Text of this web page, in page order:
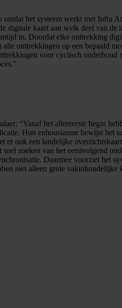
het systeem werkt met
digitale kaart aan welk deel van
in. Doordat elke onttrekking
onttrekkingen op een bepaald
voor cyclisch onderhoud
“Vanaf het allereerste begin
Hun enhousiasme bewijst het
ook een landelijke
zoeken van het eerstvolgend
Daarmee voorziet het
niet alleen grote